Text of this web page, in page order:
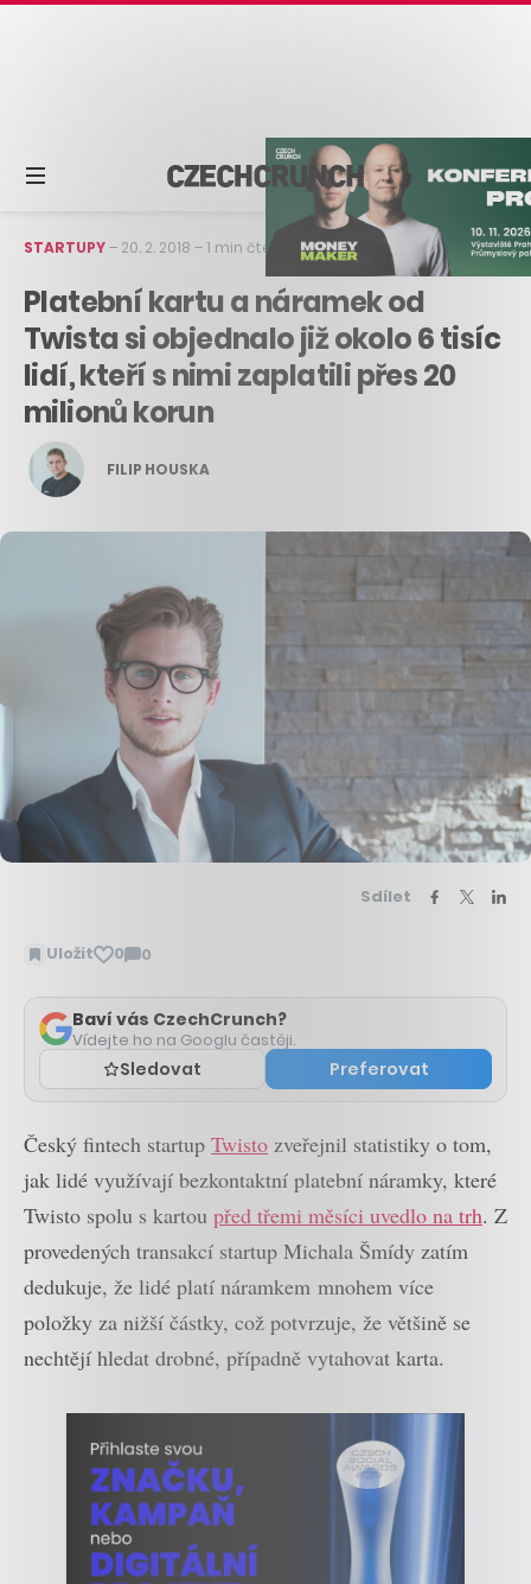
STARTUPY– 20. 2. 2018 –1 min čtení
Platební kartu a náramek od
Twista si objednalo již okolo 6 tisíc
lidí, kteří s nimi zaplatili přes 20
milionů korun
FILIP HOUSKA
Sdílet
Uložit 0 0
Zobrazit
Baví vás CzechCrunch?
Vídejte ho na Googlu častěji.
Sledovat Preferovat
Český fintech startup Twisto zveřejnil statistiky o tom,
jak lidé využívají bezkontaktní platební náramky, které
Twisto spolu s kartou před třemi měsíci uvedlo na trh. Z
provedených transakcí startup Michala Šmídy zatím
dedukuje, že lidé platí náramkem mnohem více
položky za nižší částky, což potvrzuje, že většině se
nechtějí hledat drobné, případně vytahovat karta.